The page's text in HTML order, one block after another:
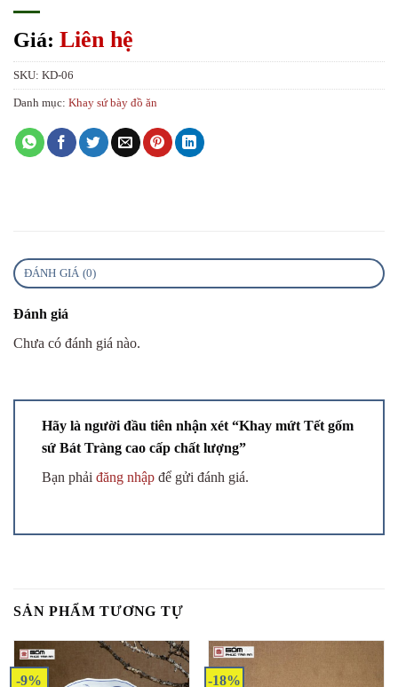
Giá: Liên hệ
SKU: KD-06
Danh mục: Khay sứ bày đồ ăn
ĐÁNH GIÁ (0)
Đánh giá
Chưa có đánh giá nào.
Hãy là người đầu tiên nhận xét “Khay mứt Tết gốm
sứ Bát Tràng cao cấp chất lượng”
Bạn phải đăng nhập để gửi đánh giá.
SẢN PHẨM TƯƠNG TỰ
-9% -18%